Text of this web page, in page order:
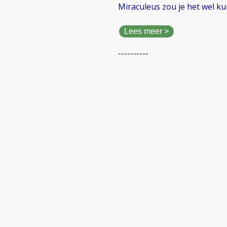
Miraculeus zou je het wel
Lees meer >
----------